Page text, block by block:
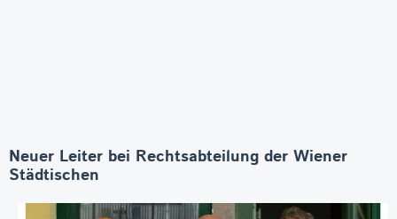
Neuer Leiter bei Rechtsabteilung der Wiener
Städtischen